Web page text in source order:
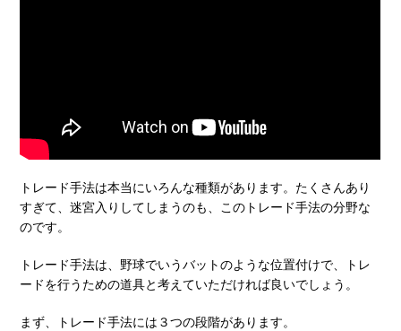
トレード手法は本当にいろんな種類があります。たくさんあり
すぎて、迷宮入りしてしまうのも、このトレード手法の分野な
のです。
トレード手法は、野球でいうバットのような位置付けで、トレ
ードを行うための道具と考えていただければ良いでしょう。
まず、トレード手法には３つの段階があります。